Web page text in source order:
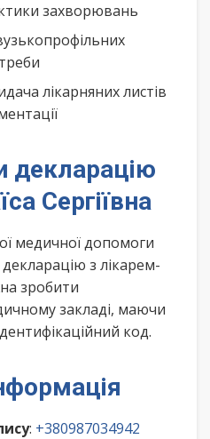
захворювань
лікарняних листів
декларацію
Сергіївна
медичної допомоги
з лікарем-
зробити
закладі, маючи
код.
: +380987034942